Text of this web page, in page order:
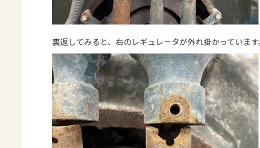
裏返してみると、右のレギュレ－タが外れ掛かっていま